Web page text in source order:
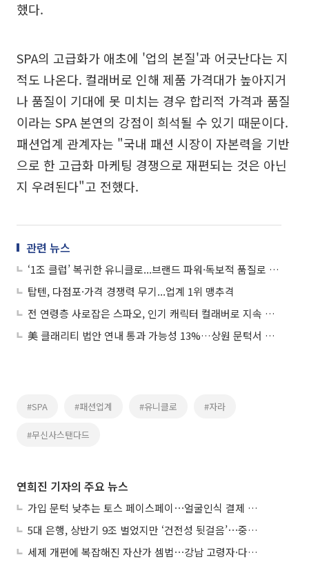
했다.
SPA의 고급화가 애초에 '업의 본질'과 어긋난다는 지
적도 나온다. 컬래버로 인해 제품 가격대가 높아지거
나 품질이 기대에 못 미치는 경우 합리적 가격과 품질
이라는 SPA 본연의 강점이 희석될 수 있기 때문이다.
패션업계 관계자는 "국내 패션 시장이 자본력을 기반
으로 한 고급화 마케팅 경쟁으로 재편되는 것은 아닌
지 우려된다"고 전했다.
관련 뉴스
‘1조 클럽’ 복귀한 유니클로...브랜드 파워·독보적 품질로 1위 입지 탄탄
탑텐, 다점포·가격 경쟁력 무기...업계 1위 맹추격
전 연령층 사로잡은 스파오, 인기 캐릭터 컬래버로 지속 성장 이뤄
美 클래리티 법안 연내 통과 가능성 13%…상원 문턱서 제동
#SPA #패션업계 #유니클로 #자라
#무신사스탠다드
연희진 기자의 주요 뉴스
가입 문턱 낮추는 토스 페이스페이⋯얼굴인식 결제 확산 속도낸다
5대 은행, 상반기 9조 벌었지만 ‘건전성 뒷걸음’⋯중기대출 문턱 높아지나
세제 개편에 복잡해진 자산가 셈법⋯강남 고령자·다주택자 ‘자산재편 고심’